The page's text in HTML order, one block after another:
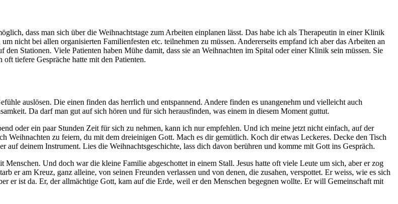
dass man sich über die Weihnachtstage zum Arbeiten einplanen lässt. Das habe ich als Therapeutin in einer Klinik
nicht bei allen organisierten Familienfesten etc. teilnehmen zu müssen. Andererseits empfand ich aber das Arbeiten an
den Stationen. Viele Patienten haben Mühe damit, dass sie an Weihnachten im Spital oder einer Klinik sein müssen. Sie
tiefere Gespräche hatte mit den Patienten.
auslösen. Die einen finden das herrlich und entspannend. Andere finden es unangenehm und vielleicht auch
Da darf man gut auf sich hören und für sich herausfinden, was einem in diesem Moment guttut.
oder ein paar Stunden Zeit für sich zu nehmen, kann ich nur empfehlen. Und ich meine jetzt nicht einfach, auf der
Weihnachten zu feiern, du mit dem dreieinigen Gott. Mach es dir gemütlich. Koch dir etwas Leckeres. Decke den Tisch
deinem Instrument. Lies die Weihnachtsgeschichte, lass dich davon berühren und komme mit Gott ins Gespräch.
Und doch war die kleine Familie abgeschottet in einem Stall. Jesus hatte oft viele Leute um sich, aber er zog
er am Kreuz, ganz alleine, von seinen Freunden verlassen und von denen, die zusahen, verspottet. Er weiss, wie es sich
er ist da. Er, der allmächtige Gott, kam auf die Erde, weil er den Menschen begegnen wollte. Er will Gemeinschaft mit